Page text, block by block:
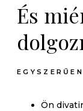
És
Ön